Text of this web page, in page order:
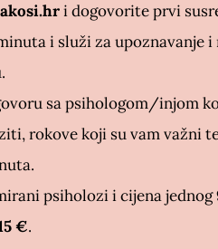
i dogovorite prvi
i služi za
sa psihologom/injom
rokove koji su vam važni
psiholozi i cijena jednog
€.